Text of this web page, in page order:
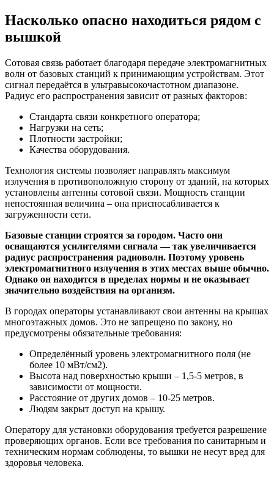
Насколько опасно находиться рядом с
вышкой
Сотовая связь работает благодаря передаче электромагнитных
волн от базовых станций к принимающим устройствам. Этот
сигнал передаётся в ультравысокочастотном диапазоне.
Радиус его распространения зависит от разных факторов:
Стандарта связи конкретного оператора;
Нагрузки на сеть;
Плотности застройки;
Качества оборудования.
Технология системы позволяет направлять максимум
излучения в противоположную сторону от зданий, на которых
установлены антенны сотовой связи. Мощность станции
непостоянная величина – она приспосабливается к
загруженности сети.
Базовые станции строятся за городом. Часто они
оснащаются усилителями сигнала — так увеличивается
радиус распространения радиоволн. Поэтому уровень
электромагнитного излучения в этих местах выше обычно.
Однако он находится в пределах нормы и не оказывает
значительно воздействия на организм.
В городах операторы устанавливают свои антенны на крышах
многоэтажных домов. Это не запрещено по закону, но
предусмотрены обязательные требования:
Определённый уровень электромагнитного поля (не
более 10 мВт/см2).
Высота над поверхностью крыши – 1,5-5 метров, в
зависимости от мощности.
Расстояние от других домов – 10-25 метров.
Людям закрыт доступ на крышу.
Оператору для установки оборудования требуется разрешение
проверяющих органов. Если все требования по санитарным и
техническим нормам соблюдены, то вышки не несут вред для
здоровья человека.